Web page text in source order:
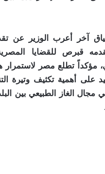
آخر أعرب الوزير عن
قبرص للقضايا
مؤكداً تطلع مصر لاستمرار
على أهمية تكثيف وتيرة
مجال الغاز الطبيعي بين